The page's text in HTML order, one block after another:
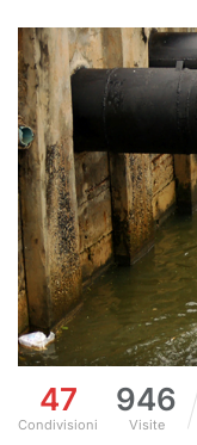
47
Condivisioni
946
Visite